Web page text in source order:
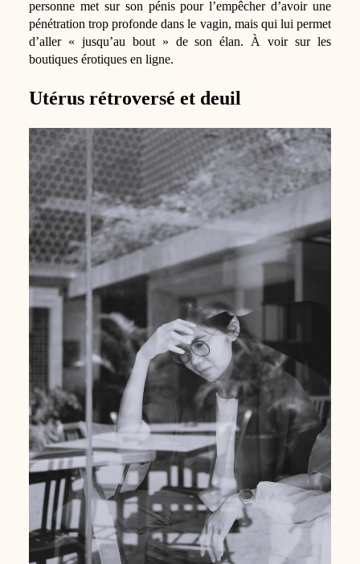
personne met sur son pénis pour l’empêcher d’avoir une
pénétration trop profonde dans le vagin, mais qui lui permet
d’aller « jusqu’au bout » de son élan. À voir sur les
boutiques érotiques en ligne.
Utérus rétroversé et deuil